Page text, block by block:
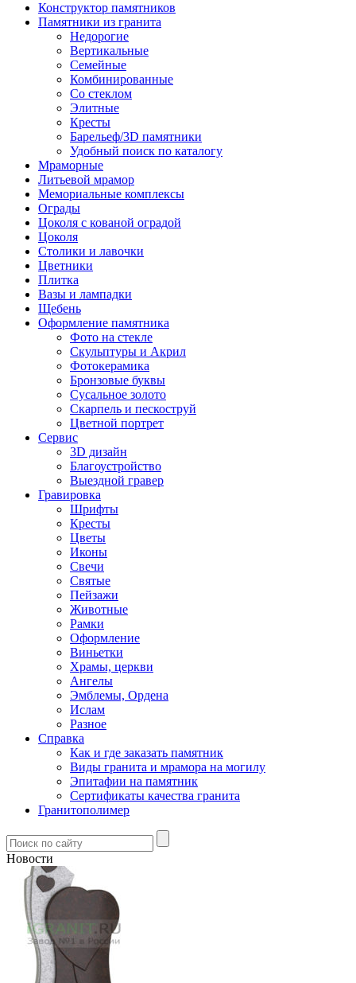
Конструктор памятников
Памятники из гранита
Недорогие
Вертикальные
Семейные
Комбинированные
Со стеклом
Элитные
Кресты
Барельеф/3D памятники
Удобный поиск по каталогу
Мраморные
Литьевой мрамор
Мемориальные комплексы
Ограды
Цоколя с кованой оградой
Цоколя
Столики и лавочки
Цветники
Плитка
Вазы и лампадки
Щебень
Оформление памятника
Фото на стекле
Скульптуры и Акрил
Фотокерамика
Бронзовые буквы
Сусальное золото
Скарпель и пескоструй
Цветной портрет
Сервис
3D дизайн
Благоустройство
Выездной гравер
Гравировка
Шрифты
Кресты
Цветы
Иконы
Свечи
Святые
Пейзажи
Животные
Рамки
Оформление
Виньетки
Храмы, церкви
Ангелы
Эмблемы, Ордена
Ислам
Разное
Справка
Как и где заказать памятник
Виды гранита и мрамора на могилу
Эпитафии на памятник
Сертификаты качества гранита
Гранитополимер
Новости